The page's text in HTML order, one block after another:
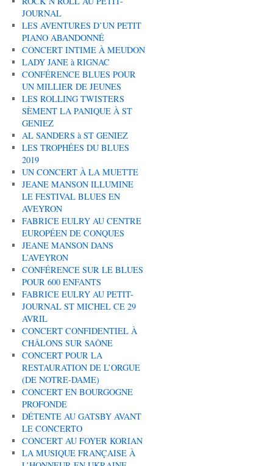
JOURNAL
LES AVENTURES D’UN PETIT
PIANO ABANDONNÉ
CONCERT INTIME À MEUDON
LADY JANE à RIGNAC
CONFÉRENCE BLUES POUR
UN MILLIER DE JEUNES
LES ROLLING TWISTERS
SÈMENT LA PANIQUE À ST
GENIEZ
AL SANDERS à ST GENIEZ
LES TROPHÉES DU BLUES
2019
UN CONCERT À LA MUETTE
JEANE MANSON ILLUMINE
LE FESTIVAL BLUES EN
AVEYRON
FABRICE EULRY AU CENTRE
EUROPÉEN DE CONQUES
JEANE MANSON DANS
L’AVEYRON
CONFÉRENCE SUR LE BLUES
POUR 600 ENFANTS
FABRICE EULRY AU PETIT-
JOURNAL ST MICHEL CE 29
AVRIL
CONCERT CONFIDENTIEL À
CHÂLONS SUR SAÔNE
CONCERT POUR LA
RESTAURATION DE L’ORGUE
(DE NOTRE-DAME)
CONCERT EN BOURGOGNE
PROFONDE
DÉTENTE AU GATSBY AVANT
LE CONCERTO
CONCERT AU FOYER KORIAN
LA MUSIQUE FRANÇAISE À